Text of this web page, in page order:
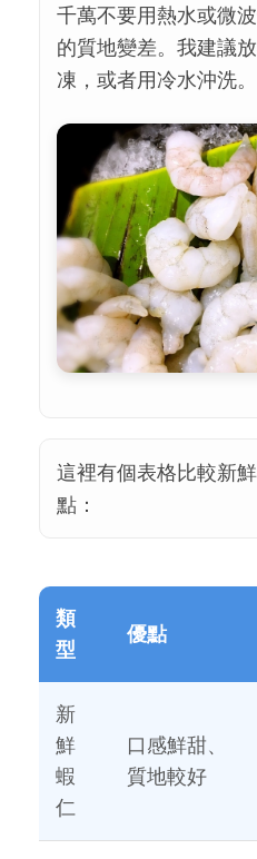
千萬不要用熱水或微
的質地變差。我建議
凍，或者用冷水沖洗。
這裡有個表格比較新
點：
類
型
優點
新
鮮
蝦
仁
口感鮮甜、
質地較好